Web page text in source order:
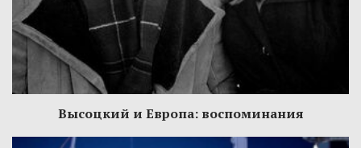
Высоцкий и Европа: воспоминания